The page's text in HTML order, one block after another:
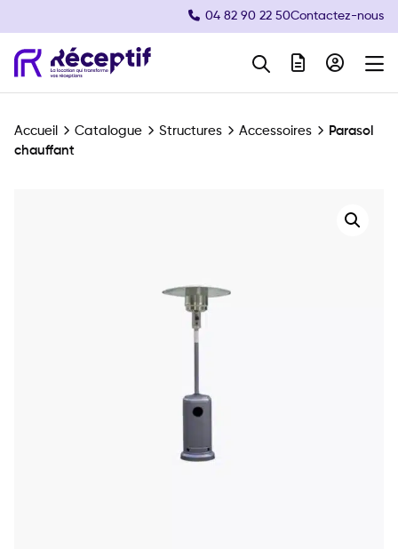
04 82 90 22 50Contactez-nous
Navigation principale
Accueil Catalogue Structures Accessoires
Parasol
chauffant